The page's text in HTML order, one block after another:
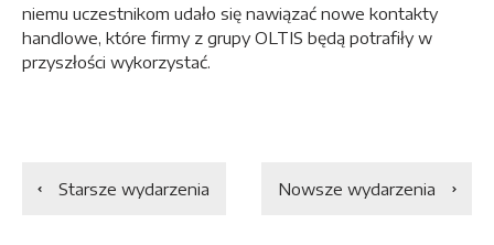
niemu uczestnikom udało się nawiązać nowe kontakty
handlowe, które firmy z grupy OLTIS będą potrafiły w
przyszłości wykorzystać.
Starsze wydarzenia Nowsze wydarzenia